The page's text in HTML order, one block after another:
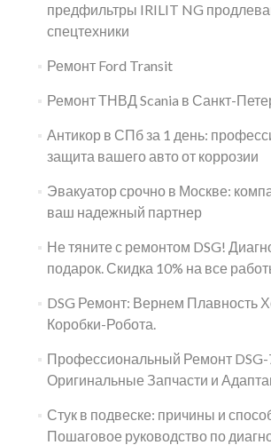
предфильтры IRILIT NG
спецтехники
Ремонт Ford Transit
Ремонт ТНВД Scania в Санкт-
Антикор в СПб за 1 день:
защита вашего авто от коррозии
Эвакуатор срочно в Москве:
ваш надежный партнер
Не тяните с ремонтом DSG!
подарок. Скидка 10% на все
DSG Ремонт: Вернем Плавность
Коробки-Робота.
Профессиональный Ремонт DSG-
Оригинальные Запчасти и
Стук в подвеске: причины и
Пошаговое руководство по